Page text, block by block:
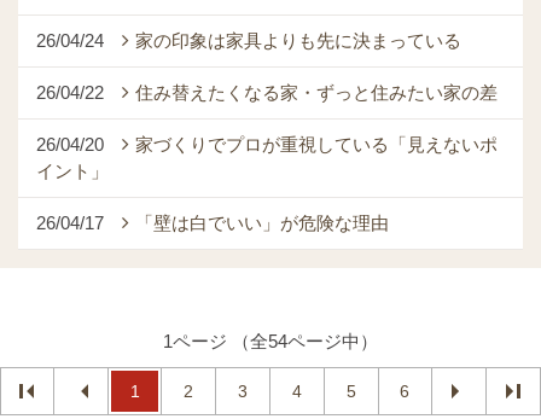
26/04/24 家の印象は家具よりも先に決まっている
26/04/22 住み替えたくなる家・ずっと住みたい家の差
26/04/20
家づくりでプロが重視している「見えないポ
イント」
26/04/17 「壁は白でいい」が危険な理由
1ページ （全54ページ中）
1 2 3 4 5 6